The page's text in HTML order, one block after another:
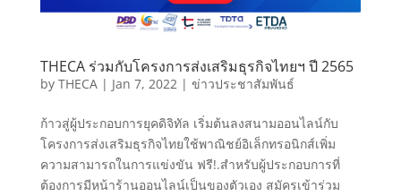
THECA ร่วมกับโครงการส่งเสริมธุรกิจไทยฯ ปี 2565
by THECA| Jan 7, 2022| ข่าวประชาสัมพันธ์
ก้าวสู่ผู้ประกอบการยุคดิจิทัล เริ่มต้นลงสนามออนไลน์กับ
โครงการส่งเสริมธุรกิจไทยใช้พาณิชย์อิเล็กทรอนิกส์เพิ่ม
ความสามารถในการแข่งขัน ฟรี!.สำหรับผู้ประกอบการที่
ต้องการมีหน้าร้านออนไลน์เป็นของตัวเอง สมัครเข้าร่วม